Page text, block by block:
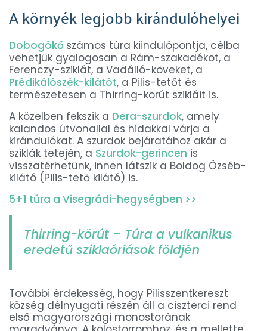
A környék legjobb kirándulóhelyei
Dobogókő számos túra kiindulópontja, célba
vehetjük gyalogosan a Rám-szakadékot, a
Ferenczy-sziklát, a Vadálló-köveket, a
Prédikálószék-kilátót, a Pilis-tetőt és
természetesen a Thirring-körút szikláit is.
A közelben fekszik a Dera-szurdok, amely
kalandos útvonallal és hidakkal várja a
kirándulókat. A szurdok bejáratához akár a
sziklák tetején, a Szurdok-gerincen is
visszatérhetünk, innen látszik a Boldog Özséb-
kilátó (Pilis-tető kilátó) is.
5+1 túra a Visegrádi-hegységben >>
Thirring-körút – Túra a vulkanikus
eredetű sziklaóriások földjén
További érdekesség, hogy Pilisszentkereszt
község délnyugati részén áll a ciszterci rend
első magyarországi monostorának